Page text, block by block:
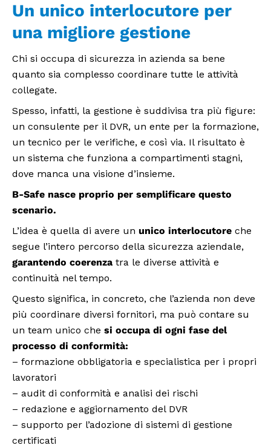
Un unico interlocutore per
una migliore gestione
Chi si occupa di sicurezza in azienda sa bene
quanto sia complesso coordinare tutte le attività
collegate.
Spesso, infatti, la gestione è suddivisa tra più figure:
un consulente per il DVR, un ente per la formazione,
un tecnico per le verifiche, e così via. Il risultato è
un sistema che funziona a compartimenti stagni,
dove manca una visione d’insieme.
B-Safe nasce proprio per semplificare questo
scenario.
L’idea è quella di avere un unico interlocutore che
segue l’intero percorso della sicurezza aziendale,
garantendo coerenza tra le diverse attività e
continuità nel tempo.
Questo significa, in concreto, che l’azienda non deve
più coordinare diversi fornitori, ma può contare su
un team unico che si occupa di ogni fase del
processo di conformità:
– formazione obbligatoria e specialistica per i propri
lavoratori
– audit di conformità e analisi dei rischi
– redazione e aggiornamento del DVR
– supporto per l’adozione di sistemi di gestione
certificati